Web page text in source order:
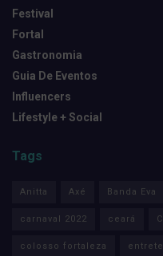
Festival
Fortal
Gastronomia
Guia De Eventos
Influencers
Lifestyle + Social
Tags
Anitta Axé Banda Eva
carnaval 2022 ceará
colosso fortaleza